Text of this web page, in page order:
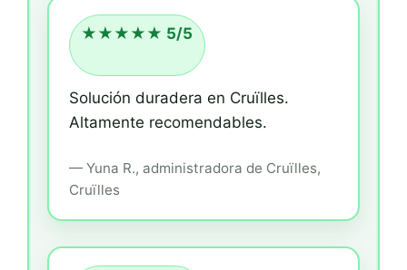
★★★★★ 5/5
Solución duradera en Cruïlles.
Altamente recomendables.
—Yuna R., administradora de Cruïlles,
Cruïlles